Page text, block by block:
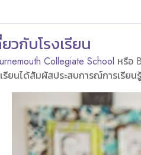
ยวกับโรงเรียน
Collegiate School หรือ
รียนได้สัมผัสประสบการณ์การเรีย